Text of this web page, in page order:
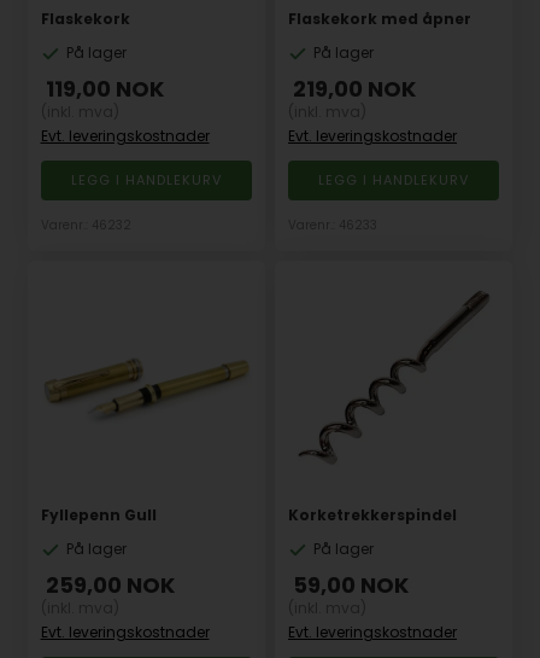
Flaskekork
På lager
119,00 NOK
Evt. leveringskostnader
Flaskekork med åpner
På lager
219,00 NOK
Evt. leveringskostnader
Fyllepenn Gull
På lager
259,00 NOK
Evt. leveringskostnader
Korketrekkerspindel
På lager
59,00 NOK
Evt. leveringskostnader